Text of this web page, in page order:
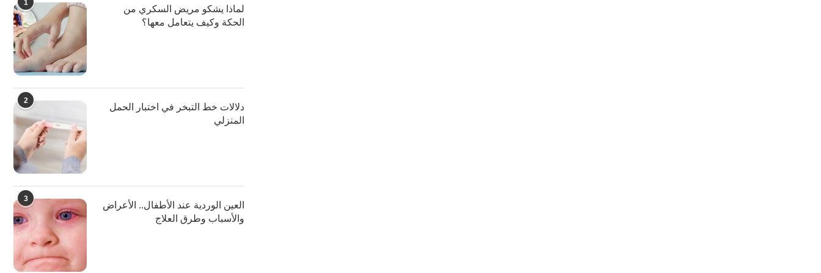
1
لماذا يشكو مريض السكري من
الحكة وكيف يتعامل معها؟
2
دلالات خط التبخر في اختبار الحمل
المنزلي
3
العين الوردية عند الأطفال.. الأعراض
والأسباب وطرق العلاج